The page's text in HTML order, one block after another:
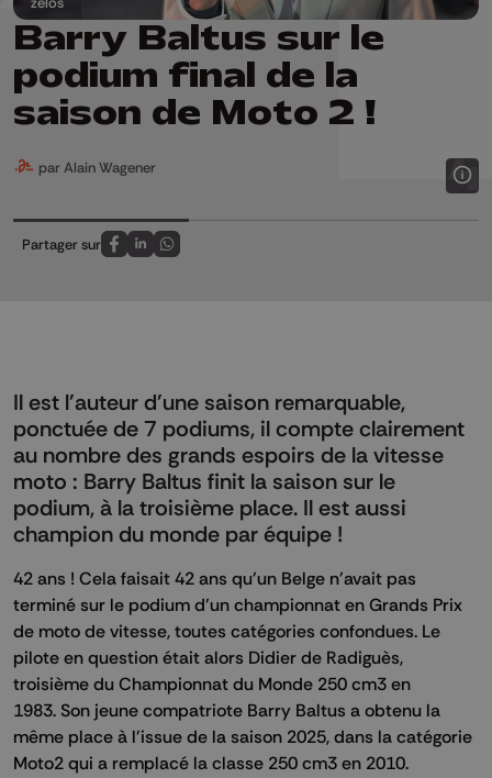
Barry Baltus sur le
podium final de la
saison de Moto 2 !
par Alain Wagener
Partager sur
Partagez sur FaceBook
Partagez sur LinkedIn
Partagez sur Whatsapp
Il est l'auteur d'une saison remarquable,
ponctuée de 7 podiums, il compte clairement
au nombre des grands espoirs de la vitesse
moto : Barry Baltus finit la saison sur le
podium, à la troisième place. Il est aussi
champion du monde par équipe !
42 ans ! Cela faisait 42 ans qu'un Belge n'avait pas
terminé sur le podium d'un championnat en Grands Prix
de moto de vitesse, toutes catégories confondues. Le
pilote en question était alors Didier de Radiguès,
troisième du Championnat du Monde 250 cm3 en
1983. Son jeune compatriote Barry Baltus a obtenu la
même place à l'issue de la saison 2025, dans la catégorie
Moto2 qui a remplacé la classe 250 cm3 en 2010.